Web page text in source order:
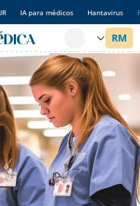
IA para médicos Hantavirus